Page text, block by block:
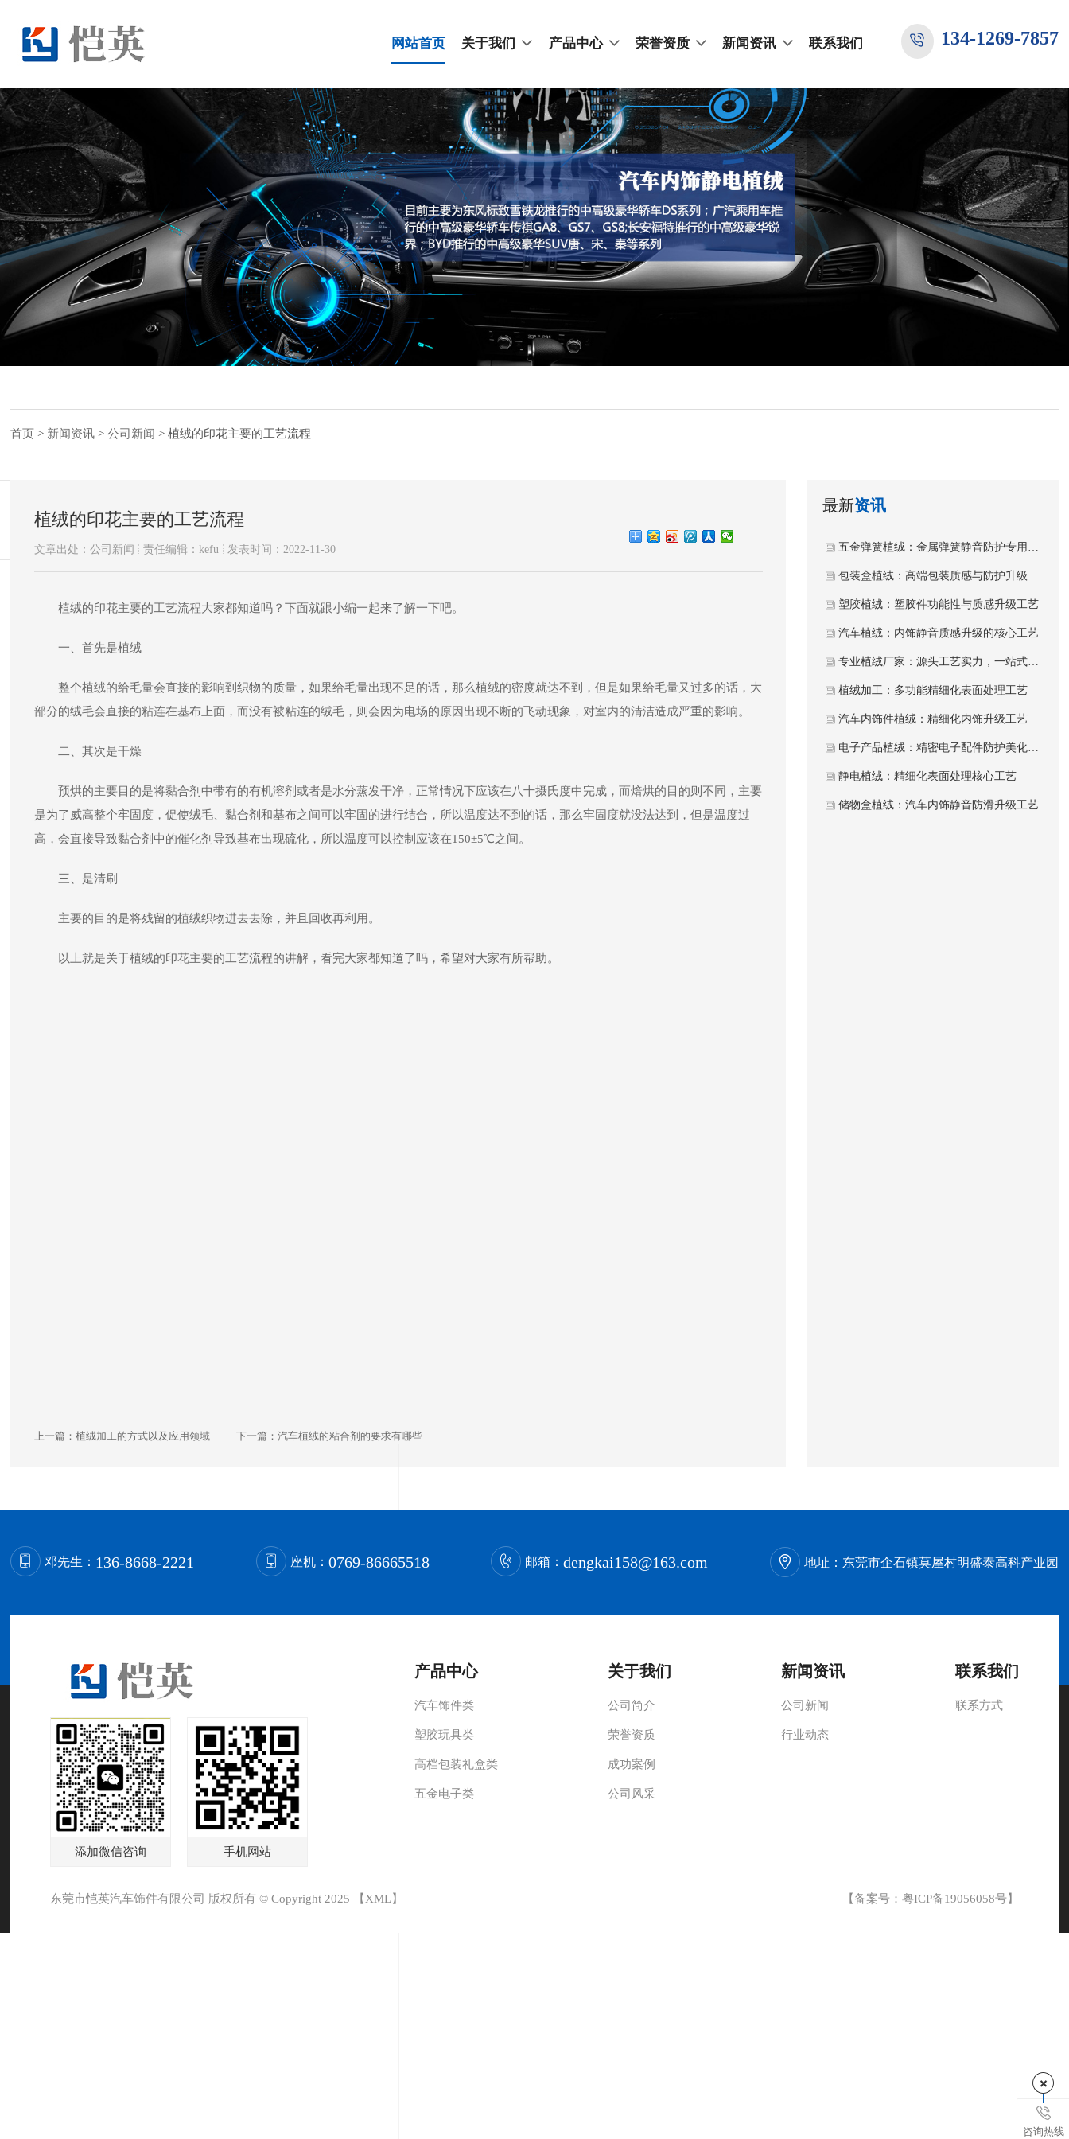
网站首页 关于我们 产品中心 荣誉资质 新闻资讯 联系我们 134-1269-7857
首页 > 新闻资讯 >公司新闻 >植绒的印花主要的工艺流程
植绒的印花主要的工艺流程
文章出处：公司新闻 责任编辑：kefu 发表时间：2022-11-30
植绒的印花主要的工艺流程大家都知道吗？下面就跟小编一起来了解一下吧。
一、首先是植绒
整个植绒的给毛量会直接的影响到织物的质量，如果给毛量出现不足的话，那么植绒的密度就达不到，但是如果给毛量又过多的话，大
部分的绒毛会直接的粘连在基布上面，而没有被粘连的绒毛，则会因为电场的原因出现不断的飞动现象，对室内的清洁造成严重的影响。
二、其次是干燥
预烘的主要目的是将黏合剂中带有的有机溶剂或者是水分蒸发干净，正常情况下应该在八十摄氏度中完成，而焙烘的目的则不同，主要
是为了威高整个牢固度，促使绒毛、黏合剂和基布之间可以牢固的进行结合，所以温度达不到的话，那么牢固度就没法达到，但是温度过
高，会直接导致黏合剂中的催化剂导致基布出现硫化，所以温度可以控制应该在150±5℃之间。
三、是清刷
主要的目的是将残留的植绒织物进去去除，并且回收再利用。
以上就是关于植绒的印花主要的工艺流程的讲解，看完大家都知道了吗，希望对大家有所帮助。
上一篇：植绒加工的方式以及应用领域 下一篇：汽车植绒的粘合剂的要求有哪些
最新资讯
五金弹簧植绒：金属弹簧静音防护专用植绒工艺
包装盒植绒：高端包装质感与防护升级工艺
塑胶植绒：塑胶件功能性与质感升级工艺
汽车植绒：内饰静音质感升级的核心工艺
专业植绒厂家：源头工艺实力，一站式植绒加工服务
植绒加工：多功能精细化表面处理工艺
汽车内饰件植绒：精细化内饰升级工艺
电子产品植绒：精密电子配件防护美化工艺
静电植绒：精细化表面处理核心工艺
储物盒植绒：汽车内饰静音防滑升级工艺
邓先生： 136-8668-2221 座机： 0769-86665518 邮箱：dengkai158@163.com 地址： 东莞市企石镇莫屋村明盛泰高科产业园
添加微信咨询 手机网站
产品中心
汽车饰件类
塑胶玩具类
高档包装礼盒类
五金电子类
关于我们
公司简介
荣誉资质
成功案例
公司风采
新闻资讯
公司新闻
行业动态
联系我们
联系方式
东莞市恺英汽车饰件有限公司 版权所有 © Copyright 2025 【 XML】 【备案号： 粤ICP备19056058号】
咨询热线